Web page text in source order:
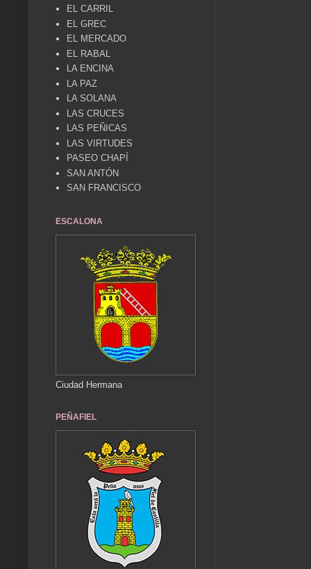
EL CARRIL
EL GREC
EL MERCADO
EL RABAL
LA ENCINA
LA PAZ
LA SOLANA
LAS CRUCES
LAS PEÑICAS
LAS VIRTUDES
PASEO CHAPÍ
SAN ANTÓN
SAN FRANCISCO
ESCALONA
Ciudad Hermana
PEÑAFIEL